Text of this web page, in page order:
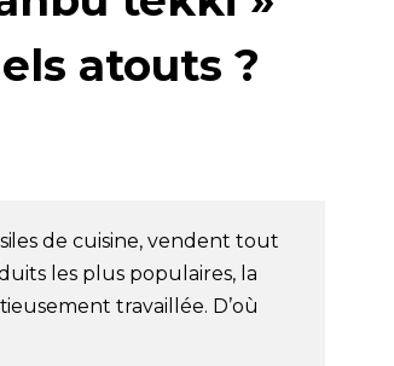
atouts ?
de cuisine, vendent tout
les plus populaires, la
travaillée. D’où